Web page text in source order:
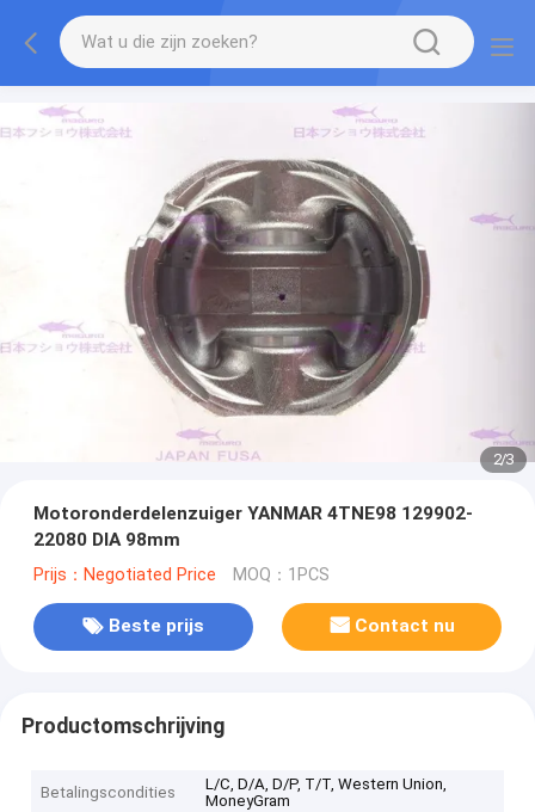
2/3
Motoronderdelenzuiger YANMAR 4TNE98 129902-
22080 DIA 98mm
Prijs：Negotiated Price MOQ：1PCS
Beste prijs Contact nu
Productomschrijving
Betalingscondities
L/C, D/A, D/P, T/T, Western Union,
MoneyGram